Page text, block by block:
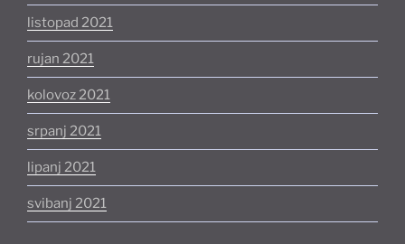
listopad 2021
rujan 2021
kolovoz 2021
srpanj 2021
lipanj 2021
svibanj 2021